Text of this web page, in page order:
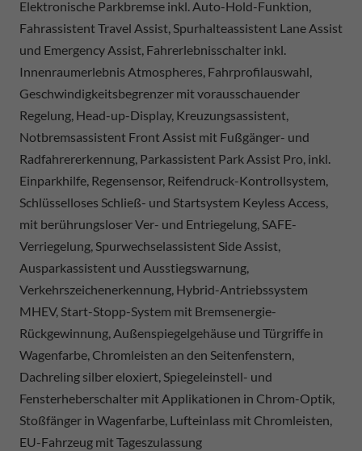
Elektronische Parkbremse inkl. Auto-Hold-Funktion,
Fahrassistent Travel Assist, Spurhalteassistent Lane Assist
und Emergency Assist, Fahrerlebnisschalter inkl.
Innenraumerlebnis Atmospheres, Fahrprofilauswahl,
Geschwindigkeitsbegrenzer mit vorausschauender
Regelung, Head-up-Display, Kreuzungsassistent,
Notbremsassistent Front Assist mit Fußgänger- und
Radfahrererkennung, Parkassistent Park Assist Pro, inkl.
Einparkhilfe, Regensensor, Reifendruck-Kontrollsystem,
Schlüsselloses Schließ- und Startsystem Keyless Access,
mit berührungsloser Ver- und Entriegelung, SAFE-
Verriegelung, Spurwechselassistent Side Assist,
Ausparkassistent und Ausstiegswarnung,
Verkehrszeichenerkennung, Hybrid-Antriebssystem
MHEV, Start-Stopp-System mit Bremsenergie-
Rückgewinnung, Außenspiegelgehäuse und Türgriffe in
Wagenfarbe, Chromleisten an den Seitenfenstern,
Dachreling silber eloxiert, Spiegeleinstell- und
Fensterheberschalter mit Applikationen in Chrom-Optik,
Stoßfänger in Wagenfarbe, Lufteinlass mit Chromleisten,
EU-Fahrzeug mit Tageszulassung